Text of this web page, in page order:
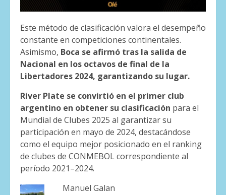
Este método de clasificación valora el desempeño
constante en competiciones continentales.
Asimismo, Boca se afirmó tras la salida de
Nacional en los octavos de final de la
Libertadores 2024, garantizando su lugar.
River Plate se convirtió en el primer club
argentino en obtener su clasificación para el
Mundial de Clubes 2025 al garantizar su
participación en mayo de 2024, destacándose
como el equipo mejor posicionado en el ranking
de clubes de CONMEBOL correspondiente al
período 2021–2024.
Manuel Galan